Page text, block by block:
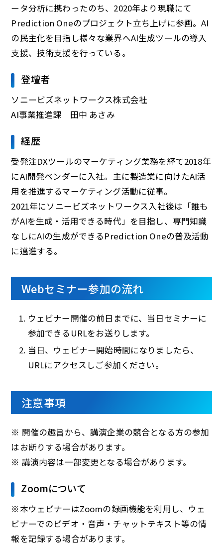
ータ分析に携わったのち、2020年より現職にて
Prediction Oneのプロジェクト立ち上げに参画。AI
の民主化を目指し様々な業界へAI生成ツールの導入
支援、技術支援を行っている。
登壇者
ソニービズネットワークス株式会社
AI事業推進課 田中 あさみ
経歴
受発注DXツールのマーケティング業務を経て2018年
にAI開発ベンダーに入社。主に製造業に向けたAI活
用を推進するマーケティング活動に従事。
2021年にソニービズネットワークス入社後は「誰も
がAIを生成・活用できる時代」を目指し、専門知識
なしにAIの生成ができるPrediction Oneの普及活動
に邁進する。
Webセミナー参加の流れ
ウェビナー開催の前日までに、当日セミナーに
参加できるURLをお送りします。
当日、ウェビナー開始時間になりましたら、
URLにアクセスしご参加ください。
注意事項
※ 開催の趣旨から、講演企業の競合となる方の参加
はお断りする場合があります。
※ 講演内容は一部変更となる場合があります。
Zoomについて
※本ウェビナーはZoomの録画機能を利用し、ウェ
ビナーでのビデオ・音声・チャットテキスト等の情
報を記録する場合があります。